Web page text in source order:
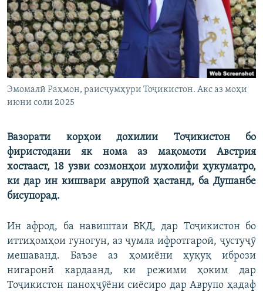
ГУЗОРИШҲОИ РАДИОӢ
Русский
ПАЙГИРӢ КУНЕД
Ҳамаи сомонаҳои RFE/RL
Эмомалӣ Раҳмон, раисҷумҳури Тоҷикистон. Акс аз моҳи
июни соли 2025
Вазорати корҳои дохилии Тоҷикистон бо
фиристодани як нома аз мақомоти Австрия
хостааст, 18 узви созмонҳои мухолифи ҳукуматро,
ки дар ин кишвари аврупоӣ ҳастанд, ба Душанбе
бисупорад.
Ин афрод, ба навиштаи ВКД, дар Тоҷикистон бо
иттиҳомҳои гуногун, аз ҷумла ифротгароӣ, ҷустуҷӯ
мешаванд. Баъзе аз ҳомиёни ҳуқуқ ибрози
нигаронӣ кардаанд, ки режими ҳоким дар
Тоҷикистон паноҳҷӯёни сиёсиро дар Аврупо ҳадаф